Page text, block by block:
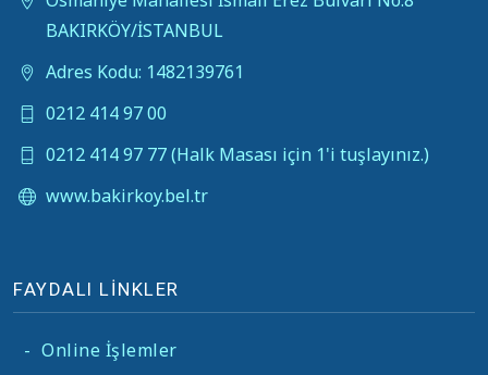
BAKIRKÖY/İSTANBUL
Adres Kodu: 1482139761
0212 414 97 00
0212 414 97 77 (Halk Masası için 1'i tuşlayınız.)
www.bakirkoy.bel.tr
FAYDALI LİNKLER
- Online İşlemler